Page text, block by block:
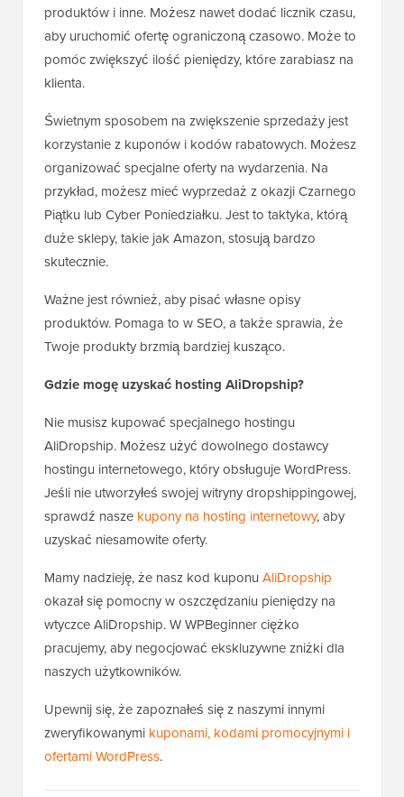
produktów i inne. Możesz nawet dodać licznik czasu,
aby uruchomić ofertę ograniczoną czasowo. Może to
pomóc zwiększyć ilość pieniędzy, które zarabiasz na
klienta.
Świetnym sposobem na zwiększenie sprzedaży jest
korzystanie z kuponów i kodów rabatowych. Możesz
organizować specjalne oferty na wydarzenia. Na
przykład, możesz mieć wyprzedaż z okazji Czarnego
Piątku lub Cyber Poniedziałku. Jest to taktyka, którą
duże sklepy, takie jak Amazon, stosują bardzo
skutecznie.
Ważne jest również, aby pisać własne opisy
produktów. Pomaga to w SEO, a także sprawia, że
Twoje produkty brzmią bardziej kusząco.
Gdzie mogę uzyskać hosting AliDropship?
Nie musisz kupować specjalnego hostingu
AliDropship. Możesz użyć dowolnego dostawcy
hostingu internetowego, który obsługuje WordPress.
Jeśli nie utworzyłeś swojej witryny dropshippingowej,
sprawdź nasze kupony na hosting internetowy, aby
uzyskać niesamowite oferty.
Mamy nadzieję, że nasz kod kuponu AliDropship
okazał się pomocny w oszczędzaniu pieniędzy na
wtyczce AliDropship. W WPBeginner ciężko
pracujemy, aby negocjować ekskluzywne zniżki dla
naszych użytkowników.
Upewnij się, że zapoznałeś się z naszymi innymi
zweryfikowanymi kuponami, kodami promocyjnymi i
ofertami WordPress.